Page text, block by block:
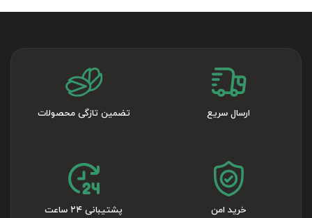
ارسال سریع تضمین تازگی محصولات
خرید امن پشتیبانی ۲۴ ساعت